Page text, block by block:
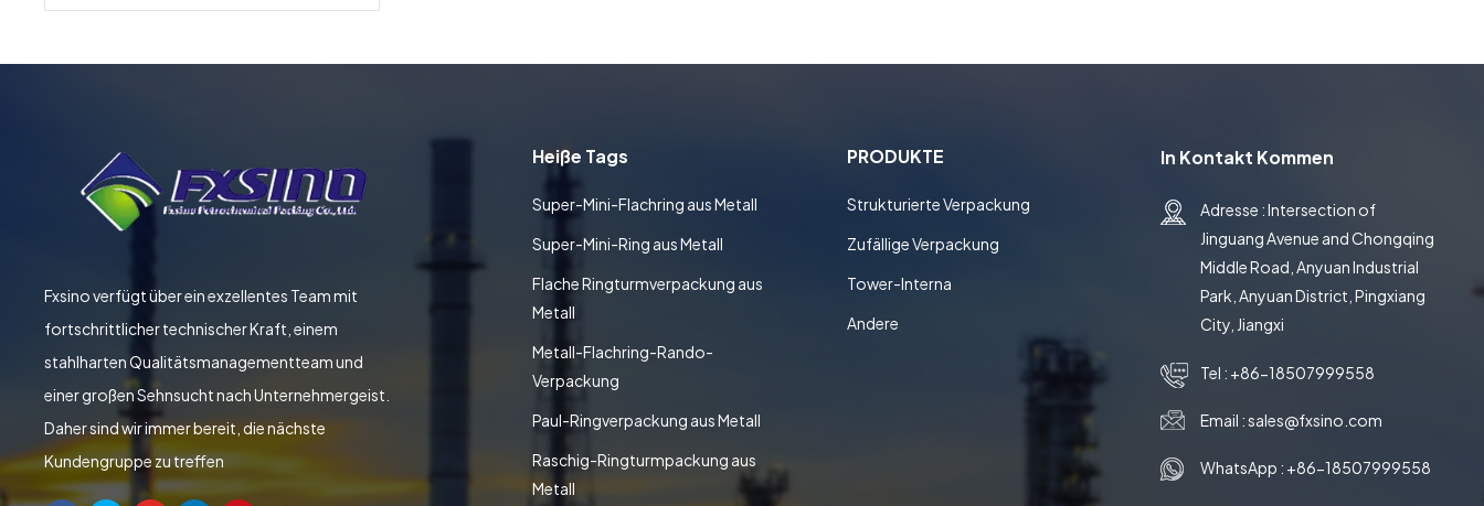
Fxsino verfügt über ein exzellentes Team mit
fortschrittlicher technischer Kraft, einem
stahlharten Qualitätsmanagementteam und
einer großen Sehnsucht nach Unternehmergeist.
Daher sind wir immer bereit, die nächste
Kundengruppe zu treffen
Heiße Tags
Super-Mini-Flachring aus Metall
Super-Mini-Ring aus Metall
Flache Ringturmverpackung aus
Metall
Metall-Flachring-Rando-
Verpackung
Paul-Ringverpackung aus Metall
Raschig-Ringturmpackung aus
Metall
PRODUKTE
Strukturierte Verpackung
Zufällige Verpackung
Tower-Interna
Andere
In Kontakt Kommen
Adresse : Intersection of
Jinguang Avenue and Chongqing
Middle Road, Anyuan Industrial
Park, Anyuan District, Pingxiang
City, Jiangxi
Tel : +86-18507999558
Email :sales@fxsino.com
WhatsApp : +86-18507999558